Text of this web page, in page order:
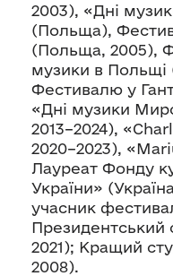
2003), «Дні
(Польща),
(Польща, 2005),
музики в
Фестивалю у
«Дні музики
2013–2024),
2020–2023),
Лауреат Фонду
України»
учасник
Президентський
2021); Кращий
2008).